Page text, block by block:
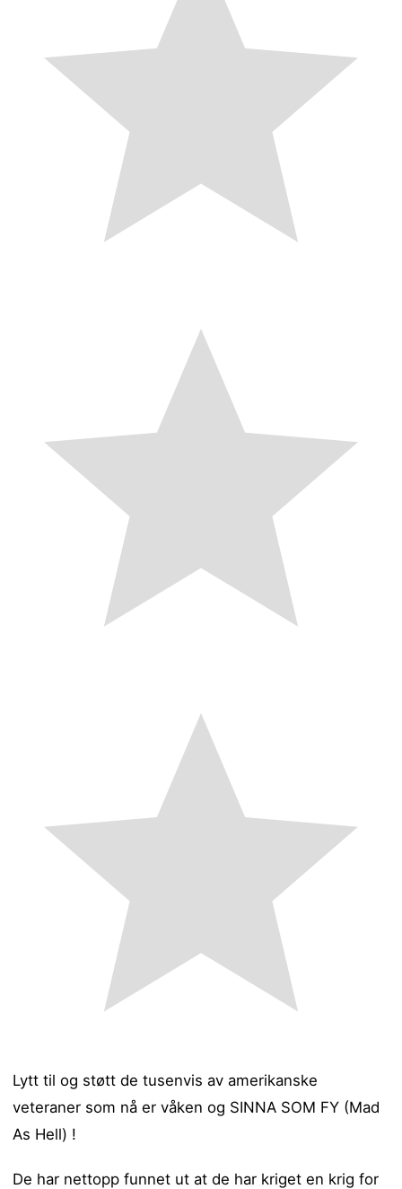
Lytt til og støtt de tusenvis av amerikanske
veteraner som nå er våken og SINNA SOM FY (Mad
As Hell) !
De har nettopp funnet ut at de har kriget en krig for